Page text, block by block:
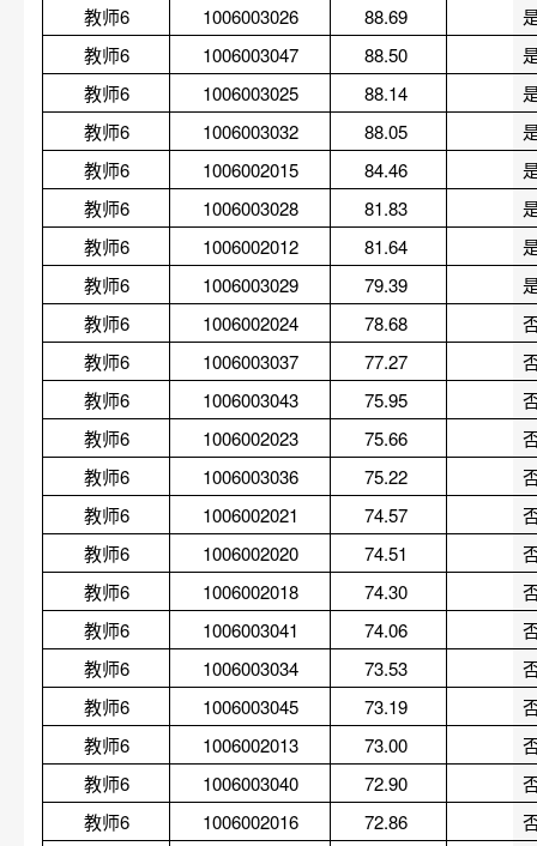
教师6
1006003026 88.69
教师6
1006003047 88.50
教师6
1006003025 88.14
教师6
1006003032 88.05
教师6
1006002015 84.46
教师6
1006003028 81.83
教师6
1006002012 81.64
教师6
1006003029 79.39
教师6
1006002024 78.68
教师6
1006003037 77.27
教师6
1006003043 75.95
教师6
1006002023 75.66
教师6
1006003036 75.22
教师6
1006002021 74.57
教师6
1006002020 74.51
教师6
1006002018 74.30
教师6
1006003041 74.06
教师6
1006003034 73.53
教师6
1006003045 73.19
教师6
1006002013 73.00
教师6
1006003040 72.90
教师6
1006002016 72.86